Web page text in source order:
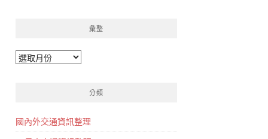
彙整
彙
分類
國內外交通資訊整理